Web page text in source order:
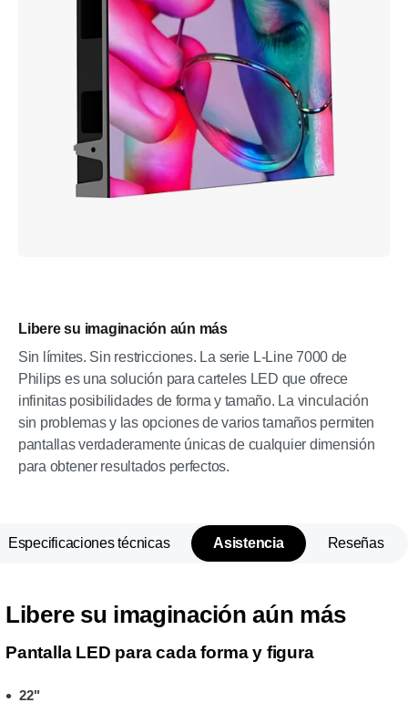
Libere su imaginación aún más
Sin límites. Sin restricciones. La serie L-Line 7000 de
Philips es una solución para carteles LED que ofrece
infinitas posibilidades de forma y tamaño. La vinculación
sin problemas y las opciones de varios tamaños permiten
pantallas verdaderamente únicas de cualquier dimensión
para obtener resultados perfectos.
Especificaciones técnicas Asistencia Reseñas
Libere su imaginación aún más
Pantalla LED para cada forma y figura
22"